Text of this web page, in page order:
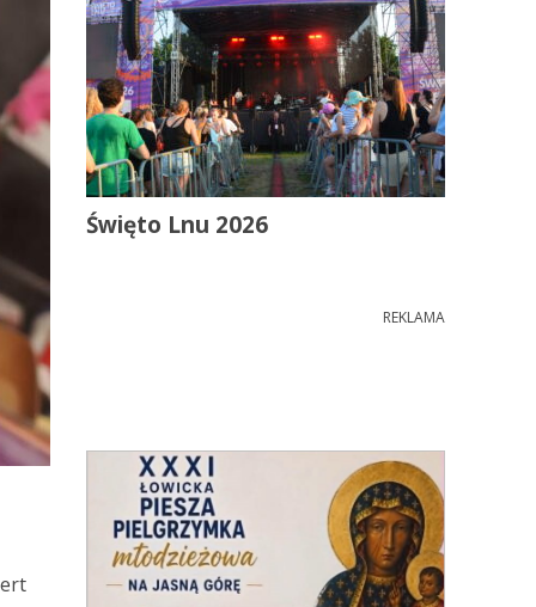
Święto Lnu 2026
REKLAMA